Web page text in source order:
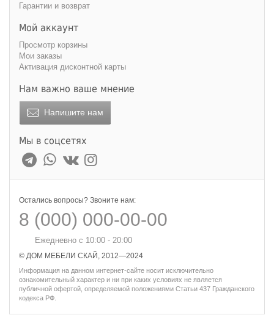
Гарантии и возврат
Мой аккаунт
Просмотр корзины
Мои заказы
Активация дисконтной карты
Нам важно ваше мнение
Напишите нам
Мы в соцсетях
Остались вопросы? Звоните нам:
8 (000) 000-00-00
Ежедневно с 10:00 - 20:00
© ДОМ МЕБЕЛИ СКАЙ, 2012—2024
Информация на данном интернет-сайте носит исключительно
ознакомительный характер и ни при каких условиях не является
публичной офертой, определяемой положениями Статьи 437 Гражданского
кодекса РФ.